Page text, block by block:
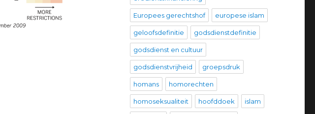
Europees gerechtshof europese islam
geloofsdefinitie godsdienstdefinitie
godsdienst en cultuur
godsdienstvrijheid groepsdruk
homans homorechten
homoseksualiteit hoofddoek islam